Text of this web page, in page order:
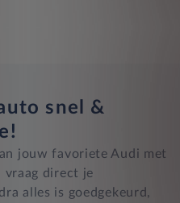
snel &
jouw favoriete Audi met
vraag direct je
alles is goedgekeurd,